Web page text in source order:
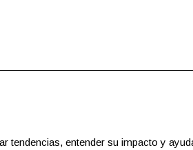
tendencias, entender su impacto y